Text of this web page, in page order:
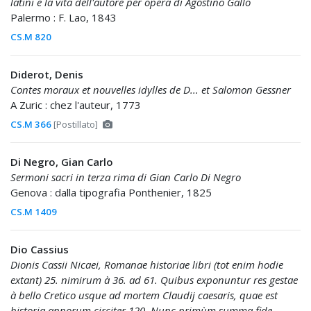
Palermo : F. Lao, 1843
CS.M 820
Diderot, Denis
Contes moraux et nouvelles idylles de D... et Salomon Gessner
A Zuric : chez l'auteur, 1773
CS.M 366 [Postillato]
Di Negro, Gian Carlo
Sermoni sacri in terza rima di Gian Carlo Di Negro
Genova : dalla tipografia Ponthenier, 1825
CS.M 1409
Dio Cassius
Dionis Cassii Nicaei, Romanae historiae libri (tot enim hodie
extant) 25. nimirum à 36. ad 61. Quibus exponuntur res gestae
à bello Cretico usque ad mortem Claudij caesaris, quae est